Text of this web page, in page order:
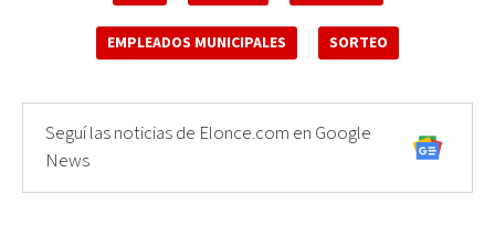
EMPLEADOS MUNICIPALES SORTEO
Seguí las noticias de Elonce.com en Google
News